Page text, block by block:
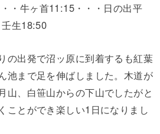
・牛ヶ首11:15・・・日の出平
生18:50
の出発で沼ッ原に到着するも紅葉
池まで足を伸ばしました。木道が
山、白笹山からの下山でしたがと
ことができ楽しい1日になりまし